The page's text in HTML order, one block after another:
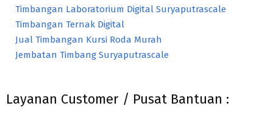
Timbangan Laboratorium Digital Suryaputrascale
Timbangan Ternak Digital
Jual Timbangan Kursi Roda Murah
Jembatan Timbang Suryaputrascale
Layanan Customer / Pusat Bantuan :